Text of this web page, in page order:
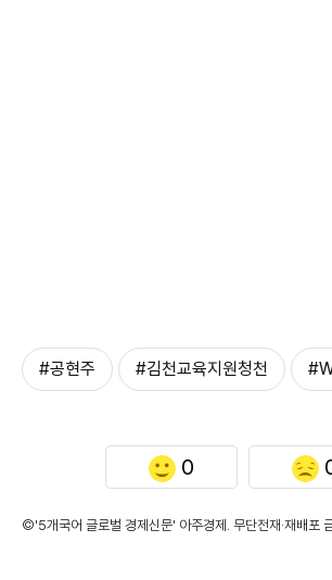
#공현주 #김천교육지원청천
0
©'5개국어 글로벌 경제신문' 아주경제. 무단전재·재배포